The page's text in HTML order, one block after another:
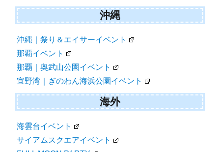
沖縄
沖縄｜祭り＆エイサーイベント
那覇イベント
那覇｜奥武山公園イベント
宜野湾｜ぎのわん海浜公園イベント
海外
海雲台イベント
サイアムスクエアイベント